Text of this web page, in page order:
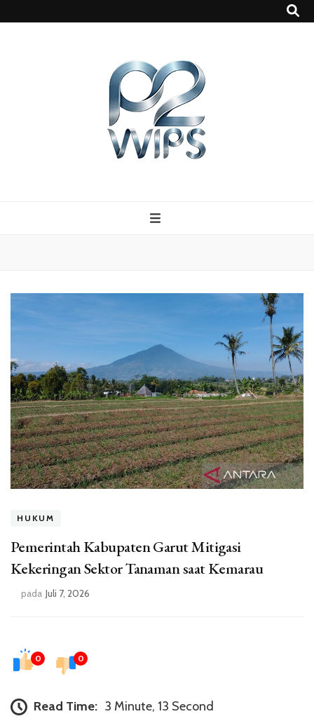
HUKUM
Pemerintah Kabupaten Garut Mitigasi
Kekeringan Sektor Tanaman saat Kemarau
pada Juli 7, 2026
0 0
Read Time: 3 Minute, 13 Second